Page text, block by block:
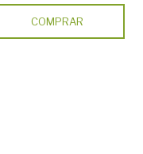
COMPRAR